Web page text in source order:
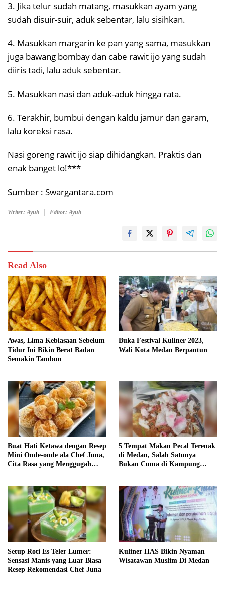
3. Jika telur sudah matang, masukkan ayam yang
sudah disuir-suir, aduk sebentar, lalu sisihkan.
4. Masukkan margarin ke pan yang sama, masukkan
juga bawang bombay dan cabe rawit ijo yang sudah
diiris tadi, lalu aduk sebentar.
5. Masukkan nasi dan aduk-aduk hingga rata.
6. Terakhir, bumbui dengan kaldu jamur dan garam,
lalu koreksi rasa.
Nasi goreng rawit ijo siap dihidangkan. Praktis dan
enak banget lo!***
Sumber : Swargantara.com
Writer: Ayub Editor: Ayub
Read Also
Awas, Lima Kebiasaan Sebelum
Tidur Ini Bikin Berat Badan
Semakin Tambun
Buka Festival Kuliner 2023,
Wali Kota Medan Berpantun
Buat Hati Ketawa dengan Resep
Mini Onde-onde ala Chef Juna,
Cita Rasa yang Menggugah
5 Tempat Makan Pecal Terenak
di Medan, Salah Satunya
Bukan Cuma di Kampung
Setup Roti Es Teler Lumer:
Sensasi Manis yang Luar Biasa
Resep Rekomendasi Chef Juna
Kuliner HAS Bikin Nyaman
Wisatawan Muslim Di Medan